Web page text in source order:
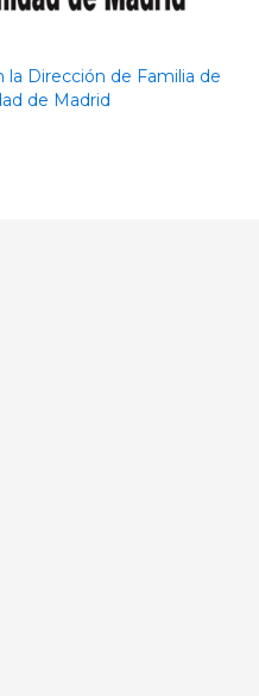
la Dirección de Familia de
de Madrid